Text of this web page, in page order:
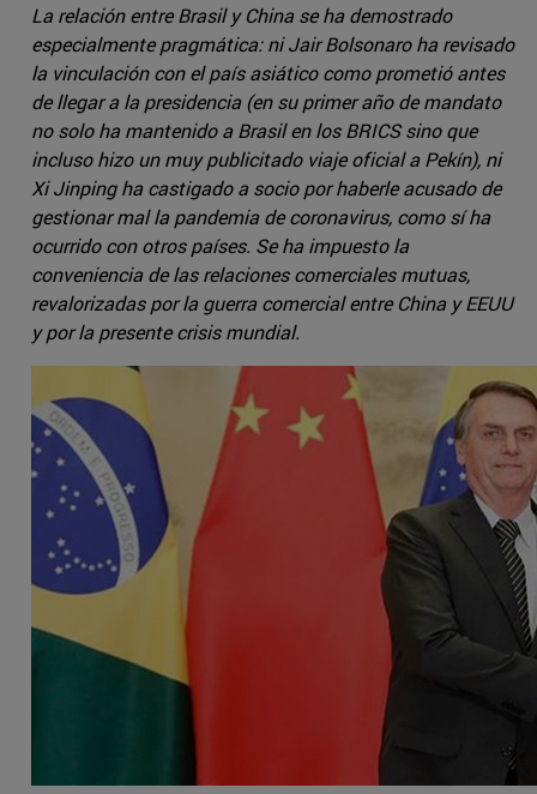
La relación entre Brasil y China se ha demostrado
especialmente pragmática: ni Jair Bolsonaro ha revisado
la vinculación con el país asiático como prometió antes
de llegar a la presidencia (en su primer año de mandato
no solo ha mantenido a Brasil en los BRICS sino que
incluso hizo un muy publicitado viaje oficial a Pekín), ni
Xi Jinping ha castigado a socio por haberle acusado de
gestionar mal la pandemia de coronavirus, como sí ha
ocurrido con otros países. Se ha impuesto la
conveniencia de las relaciones comerciales mutuas,
revalorizadas por la guerra comercial entre China y EEUU
y por la presente crisis mundial.